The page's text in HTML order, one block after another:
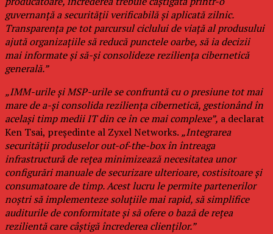
guvernanță a securității verificabilă și aplicată zilnic.
Transparența pe tot parcursul ciclului de viață al produsului
ajută organizațiile să reducă punctele oarbe, să ia decizii
mai informate și să-și consolideze reziliența cibernetică
generală.”
„IMM-urile și MSP-urile se confruntă cu o presiune tot mai
mare de a-și consolida reziliența cibernetică, gestionând în
același timp medii IT din ce în ce mai complexe”, a declarat
Ken Tsai, președinte al Zyxel Networks. „Integrarea
securității produselor out-of-the-box în întreaga
infrastructură de rețea minimizează necesitatea unor
configurări manuale de securizare ulterioare, costisitoare și
consumatoare de timp. Acest lucru le permite partenerilor
noștri să implementeze soluțiile mai rapid, să simplifice
auditurile de conformitate și să ofere o bază de rețea
rezilientă care câștigă încrederea clienților.”